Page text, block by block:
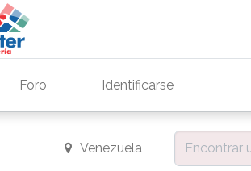
Foro Identificarse
Venezuela